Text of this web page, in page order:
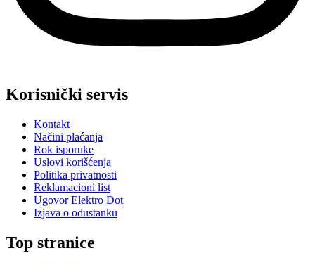
Korisnički servis
Kontakt
Načini plaćanja
Rok isporuke
Uslovi korišćenja
Politika privatnosti
Reklamacioni list
Ugovor Elektro Dot
Izjava o odustanku
Top stranice